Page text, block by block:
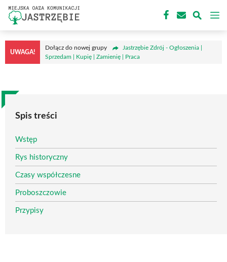
Przejdź
treści
UWAGA!
Dołącz do nowej grupy
Jastrzębie Zdrój - Ogłoszenia |
Sprzedam | Kupię | Zamienię | Praca
Spis treści
Wstęp
Rys historyczny
Czasy współczesne
Proboszczowie
Przypisy